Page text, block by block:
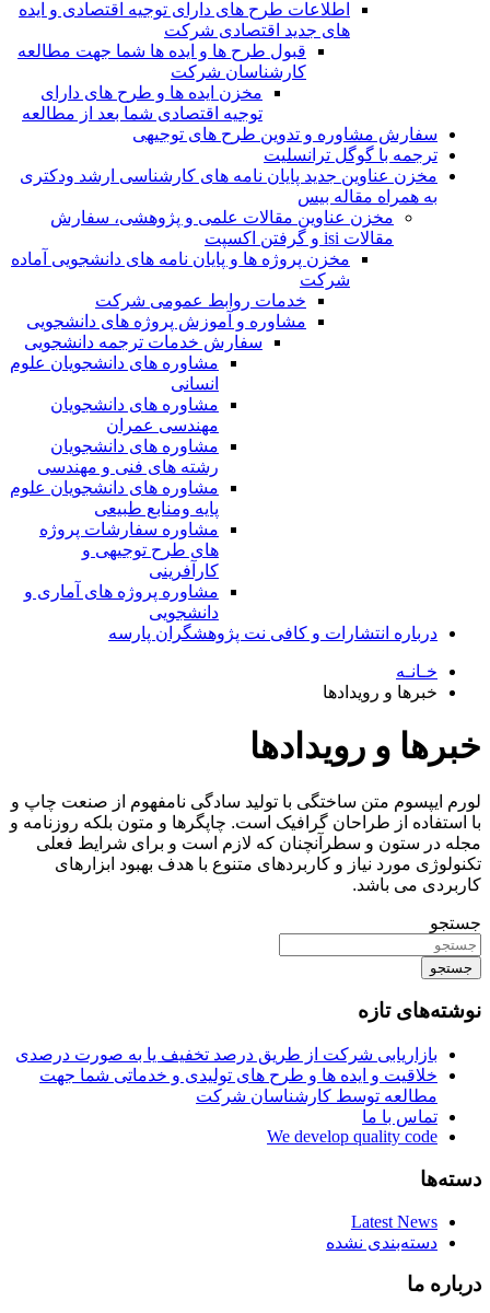
اطلاعات طرح های دارای توجیه اقتصادی و ایده
های جدید اقتصادی شرکت
قبول طرح ها و ایده ها شما جهت مطالعه
کارشناسان شرکت
مخزن ایده ها و طرح های دارای
توجیه اقتصادی شما بعد از مطالعه
سفارش مشاوره و تدوین طرح های توجیهی
ترجمه با گوگل ترانسلیت
مخزن عناوین جدید پایان نامه های کارشناسی ارشد ودکتری
به همراه مقاله بیس
مخزن عناوین مقالات علمی و پژوهشی، سفارش
مقالات isi و گرفتن اکسپت
مخزن پروژه ها و پایان نامه های دانشجویی آماده
شرکت
خدمات روابط عمومی شرکت
مشاوره و آموزش پروژه های دانشجویی
سفارش خدمات ترجمه دانشجویی
مشاوره های دانشجویان علوم
انسانی
مشاوره های دانشجویان
مهندسی عمران
مشاوره های دانشجویان
رشته های فنی و مهندسی
مشاوره های دانشجویان علوم
پایه ومنابع طبیعی
مشاوره سفارشات پروژه
های طرح توجیهی و
کارآفرینی
مشاوره پروژه های آماری و
دانشجویی
درباره انتشارات و کافی نت پژوهشگران پارسه
خـانـه
خبرها و رویدادها
خبرها و رویدادها
لورم ایپسوم متن ساختگی با تولید سادگی نامفهوم از صنعت چاپ و
با استفاده از طراحان گرافیک است. چاپگرها و متون بلکه روزنامه و
مجله در ستون و سطرآنچنان که لازم است و برای شرایط فعلی
تکنولوژی مورد نیاز و کاربردهای متنوع با هدف بهبود ابزارهای
کاربردی می باشد.
جستجو
جستجو
نوشته‌های تازه
بازاریابی شرکت از طریق درصد تخفیف یا به صورت درصدی
خلاقیت و ایده ها و طرح های تولیدی و خدماتی شما جهت
مطالعه توسط کارشناسان شرکت
تماس با ما
We develop quality code
دسته‌ها
Latest News
دسته‌بندی نشده
درباره ما